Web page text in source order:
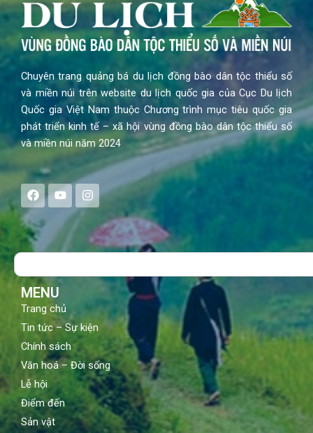
Chuyên trang quảng bá du lịch đồng bào dân tộc thiểu số
và miền núi trên website du lịch quốc gia của Cục Du lịch
Quốc gia Việt Nam thuộc Chương trình mục tiêu quốc gia
phát triển kinh tế – xã hội vùng đồng bào dân tộc thiểu số
và miền núi năm 2024
F
a
c
e
b
o
Y
o
u
t
u
b
I
n
s
a
g
Search
MENU
Trang chủ
Tin tức – Sự kiện
Chính sách
Văn hoá – Đời sống
Lễ hội
Điểm đến
Sản vật